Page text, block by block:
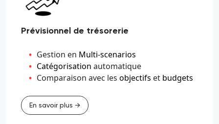
Prévisionnel de trésorerie
Gestion en Multi-scenarios
Catégorisation automatique
Comparaison avec les objectifs et budgets
En savoir plus →